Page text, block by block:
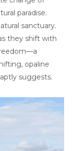
paradise.
sanctuary.
they shift with
opaline
suggests.